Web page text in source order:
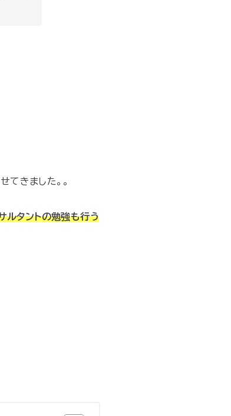
きました。。
ルタントの勉強も行う